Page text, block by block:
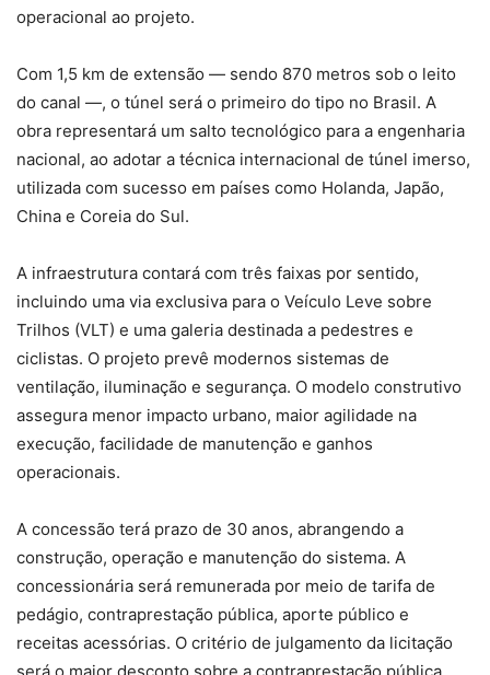
operacional ao projeto.
Com 1,5 km de extensão — sendo 870 metros sob o leito
do canal —, o túnel será o primeiro do tipo no Brasil. A
obra representará um salto tecnológico para a engenharia
nacional, ao adotar a técnica internacional de túnel imerso,
utilizada com sucesso em países como Holanda, Japão,
China e Coreia do Sul.
A infraestrutura contará com três faixas por sentido,
incluindo uma via exclusiva para o Veículo Leve sobre
Trilhos (VLT) e uma galeria destinada a pedestres e
ciclistas. O projeto prevê modernos sistemas de
ventilação, iluminação e segurança. O modelo construtivo
assegura menor impacto urbano, maior agilidade na
execução, facilidade de manutenção e ganhos
operacionais.
A concessão terá prazo de 30 anos, abrangendo a
construção, operação e manutenção do sistema. A
concessionária será remunerada por meio de tarifa de
pedágio, contraprestação pública, aporte público e
receitas acessórias. O critério de julgamento da licitação
será o maior desconto sobre a contraprestação pública